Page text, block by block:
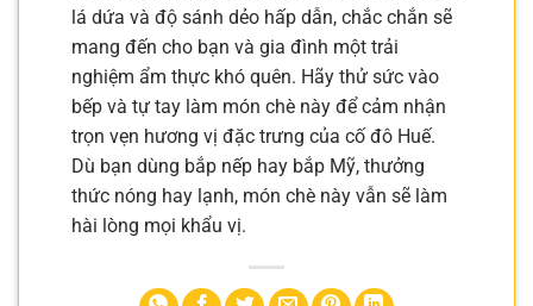
lá dứa và độ sánh dẻo hấp dẫn, chắc chắn sẽ
mang đến cho bạn và gia đình một trải
nghiệm ẩm thực khó quên. Hãy thử sức vào
bếp và tự tay làm món chè này để cảm nhận
trọn vẹn hương vị đặc trưng của cố đô Huế.
Dù bạn dùng bắp nếp hay bắp Mỹ, thưởng
thức nóng hay lạnh, món chè này vẫn sẽ làm
hài lòng mọi khẩu vị.